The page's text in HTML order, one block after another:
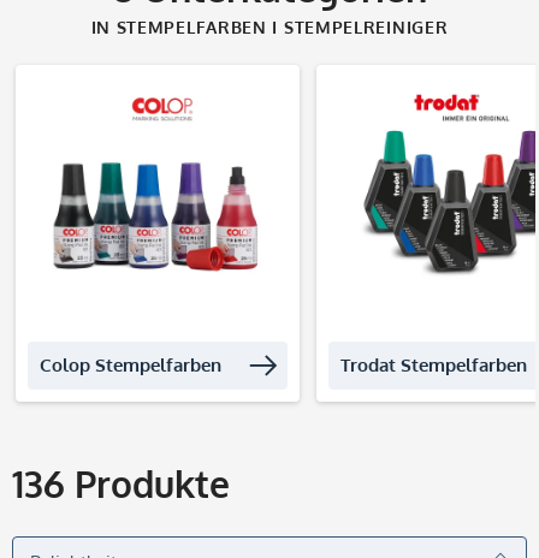
IN STEMPELFARBEN I STEMPELREINIGER
Colop Stempelfarben
Produkte entdecken
Trodat Stempelfarben
Produkte
136 Produkte